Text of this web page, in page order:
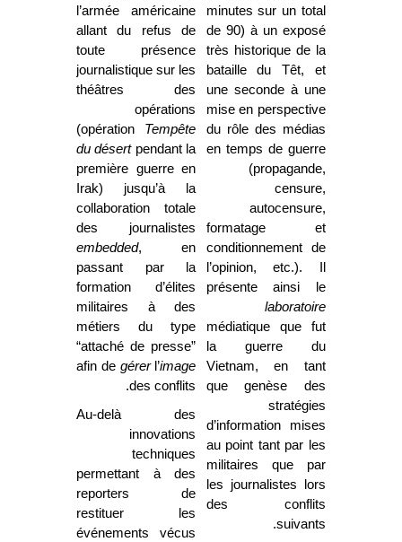
minutes sur un total
de 90) à un exposé
très historique de la
bataille du Têt, et
une seconde à une
mise en perspective
du rôle des médias
en temps de guerre
(propagande,
censure,
autocensure,
formatage et
conditionnement de
l’opinion, etc.). Il
présente ainsi le
laboratoire
médiatique que fut
la guerre du
Vietnam, en tant
que genèse des
stratégies
d’information mises
au point tant par les
militaires que par
les journalistes lors
des conflits
suivants.
l’armée américaine
allant du refus de
toute présence
journalistique sur les
théâtres des
opérations
(opération Tempête
du désertpendant la
première guerre en
Irak) jusqu’à la
collaboration totale
des journalistes
embedded, en
passant par la
formation d’élites
militaires à des
métiers du type
“attaché de presse”
afin de gérerl’image
des conflits.
Au-delà des
innovations
techniques
permettant à des
reporters de
restituer les
événements vécus